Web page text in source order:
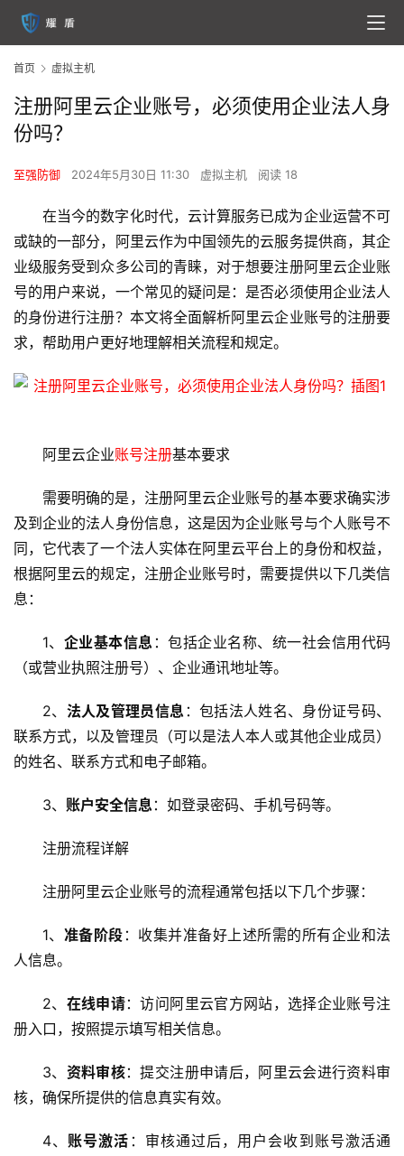
务
虚
首页 虚拟主机
注册阿里云企业账号，必须使用企业法人身
份吗？
至强防御 2024年5月30日 11:30 虚拟主机 阅读 18
在当今的数字化时代，云计算服务已成为企业运营不可
或缺的一部分，阿里云作为中国领先的云服务提供商，其企
业级服务受到众多公司的青睐，对于想要注册阿里云企业账
号的用户来说，一个常见的疑问是：是否必须使用企业法人
的身份进行注册？本文将全面解析阿里云企业账号的注册要
求，帮助用户更好地理解相关流程和规定。
阿里云企业账号注册基本要求
需要明确的是，注册阿里云企业账号的基本要求确实涉
及到企业的法人身份信息，这是因为企业账号与个人账号不
同，它代表了一个法人实体在阿里云平台上的身份和权益，
根据阿里云的规定，注册企业账号时，需要提供以下几类信
息：
1、 企业基本信息 ：包括企业名称、统一社会信用代码
（或营业执照注册号）、企业通讯地址等。
2、 法人及管理员信息 ：包括法人姓名、身份证号码、
联系方式，以及管理员（可以是法人本人或其他企业成员）
的姓名、联系方式和电子邮箱。
3、 账户安全信息：如登录密码、手机号码等。
注册流程详解
注册阿里云企业账号的流程通常包括以下几个步骤：
1、 准备阶段 ：收集并准备好上述所需的所有企业和法
人信息。
2、 在线申请：访问阿里云官方网站，选择企业账号注
册入口，按照提示填写相关信息。
3、 资料审核：提交注册申请后，阿里云会进行资料审
核，确保所提供的信息真实有效。
4、 账号激活 ：审核通过后，用户会收到账号激活通